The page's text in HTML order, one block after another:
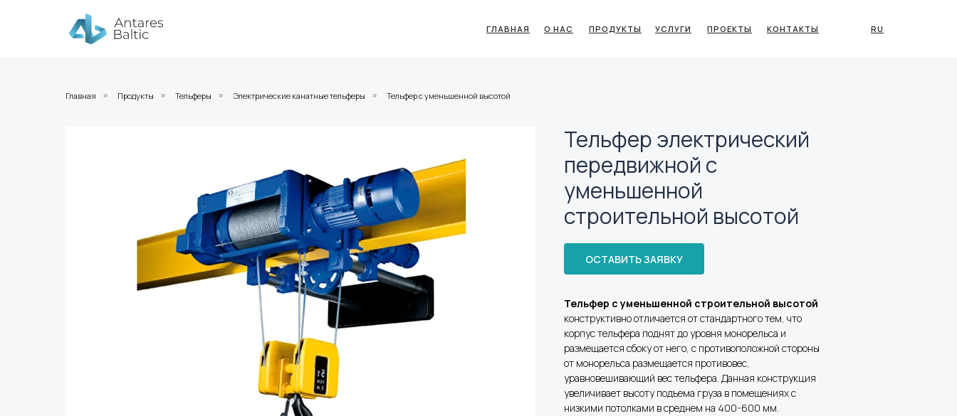
КОНТАКТЫ
ГЛАВНАЯ О НАС ПРОДУКТЫ УСЛУГИ ПРОЕКТЫ RU
Главная » Продукты » Тельферы » Электрические канатные тельферы » Тельфер c уменьшенной высотой
Тельфер электрический
передвижной с
уменьшенной
строительной высотой
ОСТАВИТЬ ЗАЯВКУ
Тельфер с уменьшенной строительной высотой
конструктивно отличается от стандартного тем, что
корпус тельфера поднят до уровня монорельса и
размещается сбоку от него, с противоположной стороны
от монорельса размещается противовес,
уравновешивающий вес тельфера. Данная конструкция
увеличивает высоту подъема груза в помещениях с
низкими потолками в среднем на 400-600 мм.